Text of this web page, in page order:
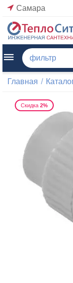
Самара
Главная /
Скидка 2%